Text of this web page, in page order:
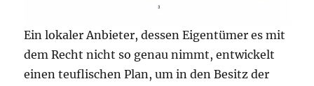
Ein lokaler Anbieter, dessen Eigentümer es mit
dem Recht nicht so genau nimmt, entwickelt
einen teuflischen Plan, um in den Besitz der